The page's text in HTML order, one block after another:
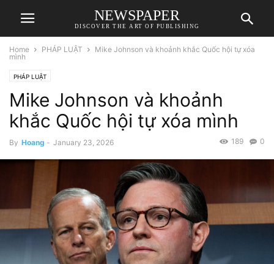
NEWSPAPER
DISCOVER THE ART OF PUBLISHING
Home PHÁP LUẬT
Mike Johnson và khoảnh khắc Quốc hội tự xóa
mình
PHÁP LUẬT
Mike Johnson và khoảnh
khắc Quốc hội tự xóa mình
By Hoang - January 23, 2026 0
189